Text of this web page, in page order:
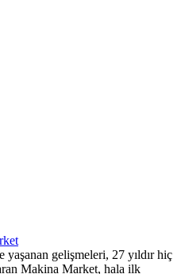
gelişmeleri, 27 yıldır hiç
Makina Market, hala ilk